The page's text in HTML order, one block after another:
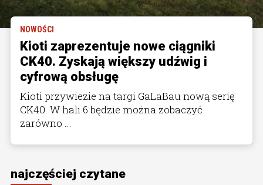
NOWOŚCI
Kioti zaprezentuje nowe ciągniki
CK40. Zyskają większy udźwig i
cyfrową obsługę
Kioti przywiezie na targi GaLaBau nową serię
CK40. W hali 6 będzie można zobaczyć
zarówno ...
najczęściej czytane